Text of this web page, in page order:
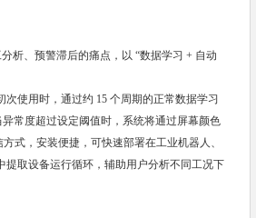
析、预警滞后的痛点，以 “数据学习 + 自动
使用时，通过约 15 个周期的正常数据学习
常度超过设定阈值时，系统将通过屏幕颜色
式，安装便捷，可快速部署在工业机器人、
取设备运行循环，辅助用户分析不同工况下